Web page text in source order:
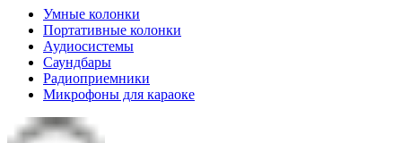
Умные колонки
Портативные колонки
Аудиосистемы
Саундбары
Радиоприемники
Микрофоны для караоке